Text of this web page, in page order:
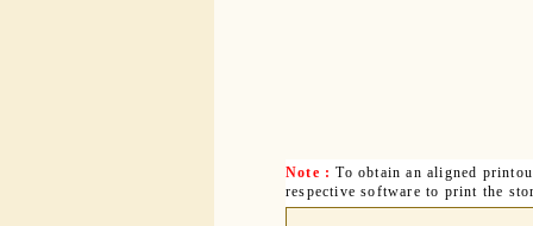
Note :To obtain an aligned
respective software to print the